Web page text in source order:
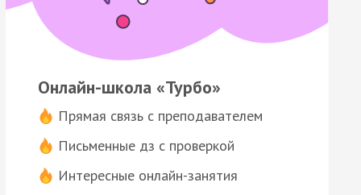
Онлайн-школа «Турбо»
Прямая связь с преподавателем
Письменные дз с проверкой
Интересные онлайн-занятия